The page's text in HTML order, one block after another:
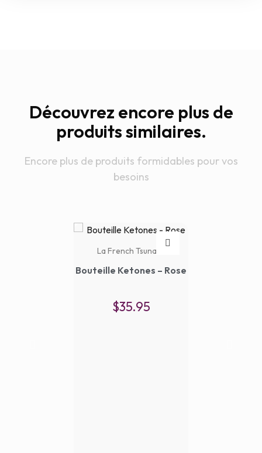
Découvrez encore plus de
produits similaires.
Encore plus de produits formidables pour vos
besoins
La French Tsunami
Bouteille Ketones – Rose
$35.95